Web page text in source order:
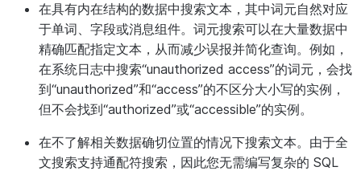
在具有内在结构的数据中搜索文本，其中词元自然对应
于单词、字段或消息组件。词元搜索可以在大量数据中
精确匹配指定文本，从而减少误报并简化查询。例如，
在系统日志中搜索“unauthorized access”的词元，会找
到“unauthorized”和“access”的不区分大小写的实例，
但不会找到“authorized”或“accessible”的实例。
在不了解相关数据确切位置的情况下搜索文本。由于全
文搜索支持通配符搜索，因此您无需编写复杂的 SQL